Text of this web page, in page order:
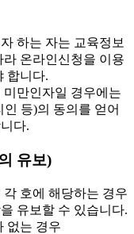
하는 자는 교육정보
온라인신청을 이용
합니다.
만인자일 경우에는
등)의 동의를 얻어
다.
유보)
호에 해당하는 경우
유보할 수 있습니다.
없는 경우